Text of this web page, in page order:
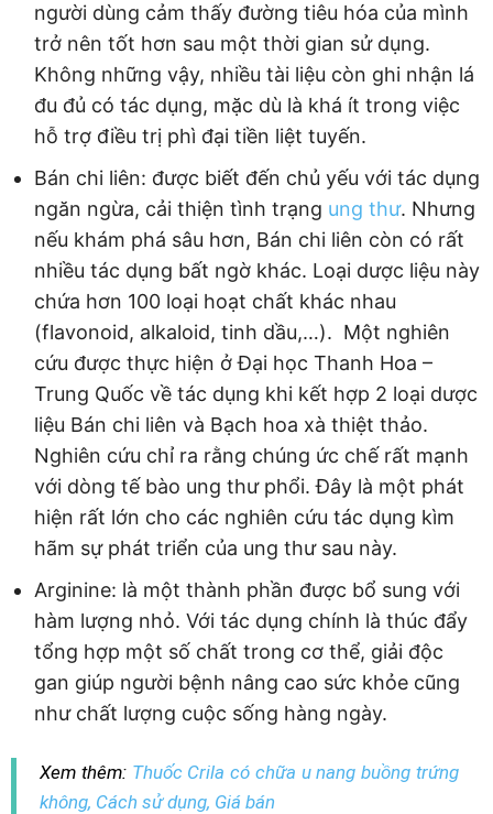
người dùng cảm thấy đường tiêu hóa của mình
trở nên tốt hơn sau một thời gian sử dụng.
Không những vậy, nhiều tài liệu còn ghi nhận lá
đu đủ có tác dụng, mặc dù là khá ít trong việc
hỗ trợ điều trị phì đại tiền liệt tuyến.
Bán chi liên: được biết đến chủ yếu với tác dụng
ngăn ngừa, cải thiện tình trạng ung thư. Nhưng
nếu khám phá sâu hơn, Bán chi liên còn có rất
nhiều tác dụng bất ngờ khác. Loại dược liệu này
chứa hơn 100 loại hoạt chất khác nhau
(flavonoid, alkaloid, tinh dầu,…). Một nghiên
cứu được thực hiện ở Đại học Thanh Hoa –
Trung Quốc về tác dụng khi kết hợp 2 loại dược
liệu Bán chi liên và Bạch hoa xà thiệt thảo.
Nghiên cứu chỉ ra rằng chúng ức chế rất mạnh
với dòng tế bào ung thư phổi. Đây là một phát
hiện rất lớn cho các nghiên cứu tác dụng kìm
hãm sự phát triển của ung thư sau này.
Arginine: là một thành phần được bổ sung với
hàm lượng nhỏ. Với tác dụng chính là thúc đẩy
tổng hợp một số chất trong cơ thể, giải độc
gan giúp người bệnh nâng cao sức khỏe cũng
như chất lượng cuộc sống hàng ngày.
Xem thêm: Thuốc Crila có chữa u nang buồng trứng
không, Cách sử dụng, Giá bán